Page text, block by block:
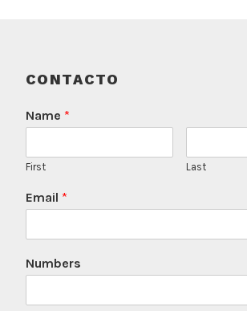
CONTACTO
Name *
First Last
Email *
Numbers